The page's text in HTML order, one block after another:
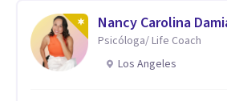
Nancy Carolina
Psicóloga/ Life Coach
Los Angeles